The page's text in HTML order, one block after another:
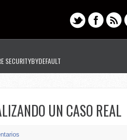
SECURITYBYDEFAULT
UN CASO REAL